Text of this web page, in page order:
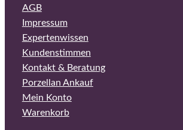
AGB
Impressum
Expertenwissen
Kundenstimmen
Kontakt & Beratung
Porzellan Ankauf
Mein Konto
Warenkorb